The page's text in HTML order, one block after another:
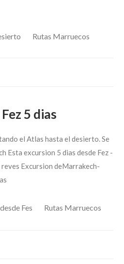
Rutas Marruecos
5 dias
el Atlas hasta el desierto. Se
Esta excursion 5 dias desde Fez -
Excursion deMarrakech-
Fes Rutas Marruecos